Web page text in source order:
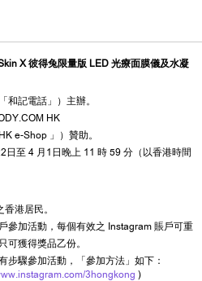
X 彼得兔限量版 LED 光療面膜儀及水凝
和記電話」）主辦。
HK
e-Shop 」）贊助。
日至 4 月1日晚上 11 時 59 分（以香港時間
港居民。
參加活動，每個有效之 Instagram 賬戶可重
可獲得獎品乙份。
步驟參加活動，「參加方法」如下：
3hongkong )